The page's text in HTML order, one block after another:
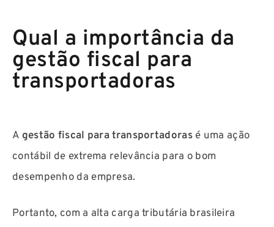
Qual a importância da
gestão fiscal para
transportadoras
A gestão fiscal para transportadorasé uma ação
contábil de extrema relevância para o bom
desempenho da empresa.
Portanto, com a alta carga tributária brasileira